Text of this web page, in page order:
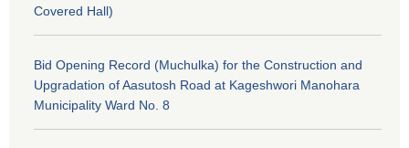
Covered Hall)
Bid Opening Record (Muchulka) for the Construction and
Upgradation of Aasutosh Road at Kageshwori Manohara
Municipality Ward No. 8